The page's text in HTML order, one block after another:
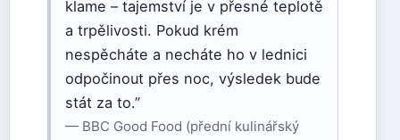
klame – tajemství je v přesné teplotě
a trpělivosti. Pokud krém
nespěcháte a necháte ho v lednici
odpočinout přes noc, výsledek bude
stát za to.”
— BBC Good Food (přední kulinářský